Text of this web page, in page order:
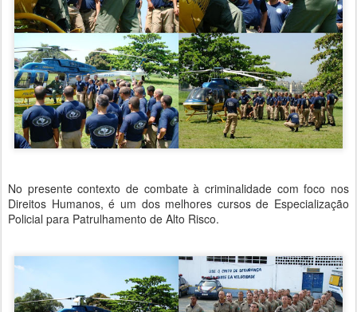
No presente contexto de combate à criminalidade com foco nos
Direitos Humanos, é um dos melhores cursos de Especialização
Policial para Patrulhamento de Alto Risco.